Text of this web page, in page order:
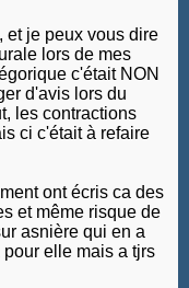
et je peux vous dire
lors de mes
c'était NON
d'avis lors du
les contractions
ci c'était à refaire
ont écris ca des
et même risque de
asnière qui en a
elle mais a tjrs